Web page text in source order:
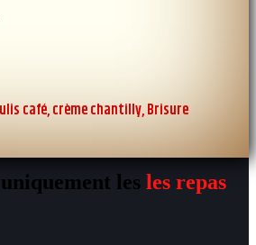
café, crème chantilly, Brisure
les les repas